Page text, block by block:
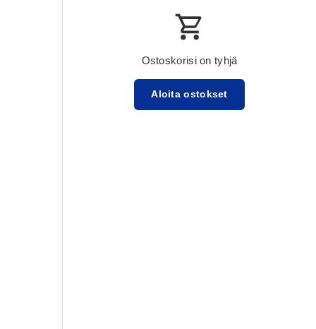
Ostoskorisi on tyhjä
Aloita ostokset